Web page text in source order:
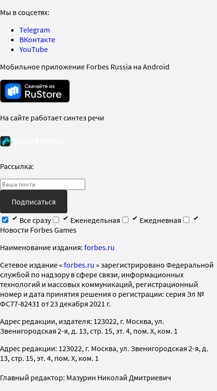
Мы в соцсетях:
Telegram
ВКонтакте
YouTube
Мобильное приложение Forbes Russia на Android
На сайте работает синтез речи
Рассылка:
Подписаться
Все сразу
Еженедельная
Ежедневная
Новости Forbes Games
Наименование издания: forbes.ru
Cетевое издание « forbes.ru » зарегистрировано Федеральной
службой по надзору в сфере связи, информационных
технологий и массовых коммуникаций, регистрационный
номер и дата принятия решения о регистрации: серия Эл №
ФС77-82431 от 23 декабря 2021 г.
Адрес редакции, издателя: 123022, г. Москва, ул.
Звенигородская 2-я, д. 13, стр. 15, эт. 4, пом. X, ком. 1
Адрес редакции: 123022, г. Москва, ул. Звенигородская 2-я, д.
13, стр. 15, эт. 4, пом. X, ком. 1
Главный редактор: Мазурин Николай Дмитриевич